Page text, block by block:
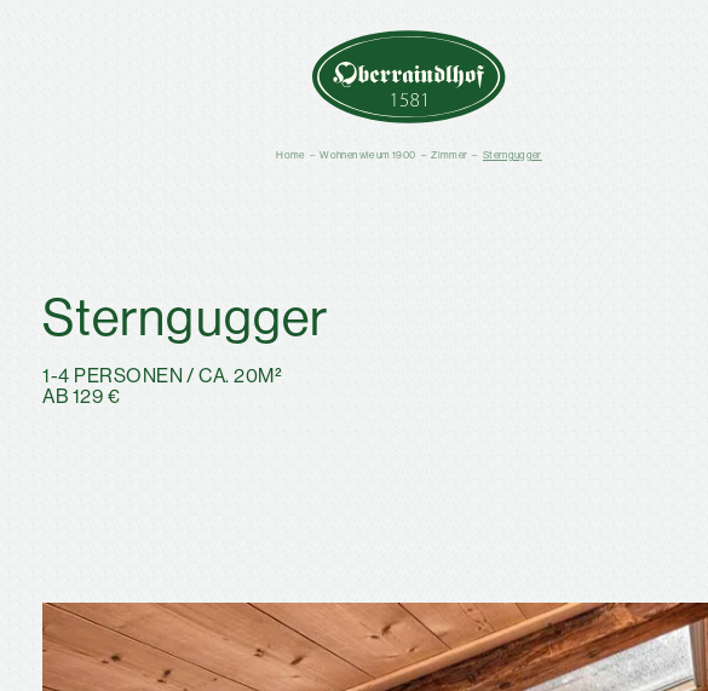
Home – Wohnen wie um 1900 – Zimmer – Sterngugger
Sterngugger
1-4 PERSONEN /CA. 20M²
AB 129 €